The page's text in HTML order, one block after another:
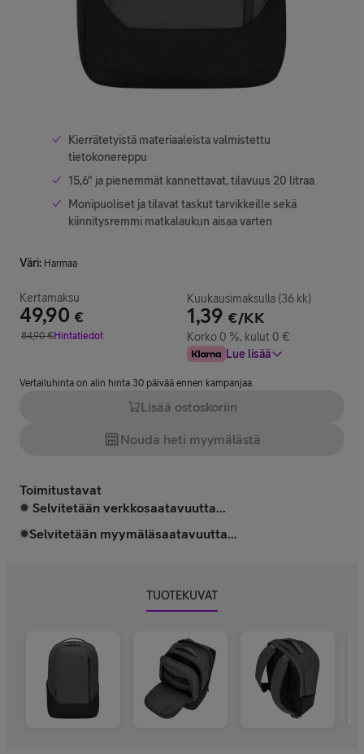
Kierrätetyistä materiaaleista valmistettu
tietokonereppu
15,6" ja pienemmät kannettavat, tilavuus 20 litraa
Monipuoliset ja tilavat taskut tarvikkeille sekä
kiinnitysremmi matkalaukun aisaa varten
Väri: Harmaa
Kertamaksu
49,90 €
Hinta 49,90 €
84,90€
Vertailuhinta 84,90 €
Hintatiedot
Kuukausimaksulla (36 kk)
1,39 €/KK
Korko 0 %, kulut 0 €
Lue lisää
Vertailuhinta on alin hinta 30 päivää ennen kampanjaa.
Lisää ostoskoriin
Nouda heti myymälästä
Toimitustavat
Selvitetään verkkosaatavuutta...
Selvitetään myymäläsaatavuutta...
TUOTEKUVAT